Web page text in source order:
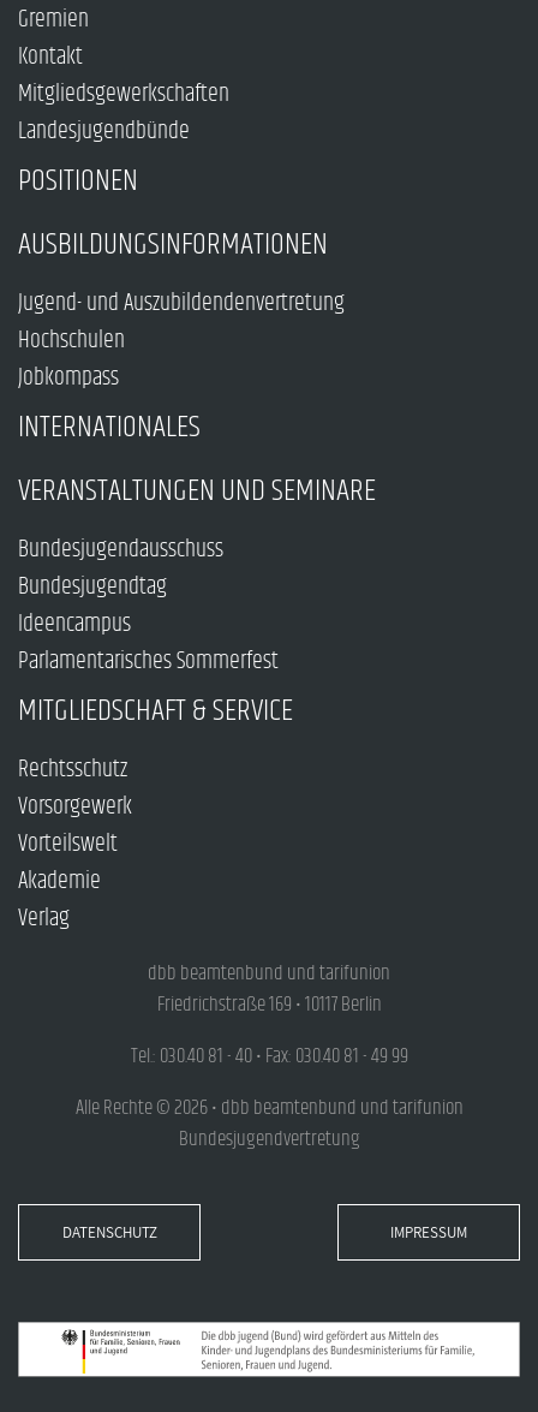
Gremien
Kontakt
Mitgliedsgewerkschaften
Landesjugendbünde
POSITIONEN
AUSBILDUNGSINFORMATIONEN
Jugend- und Auszubildendenvertretung
Hochschulen
Jobkompass
INTERNATIONALES
VERANSTALTUNGEN UND SEMINARE
Bundesjugendausschuss
Bundesjugendtag
Ideencampus
Parlamentarisches Sommerfest
MITGLIEDSCHAFT & SERVICE
Rechtsschutz
Vorsorgewerk
Vorteilswelt
Akademie
Verlag
dbb beamtenbund und tarifunion
Friedrichstraße 169 • 10117 Berlin
Tel.: 030.40 81 - 40 • Fax: 030.40 81 - 49 99
Alle Rechte © 2026 • dbb beamtenbund und tarifunion
Bundesjugendvertretung
DATENSCHUTZ IMPRESSUM